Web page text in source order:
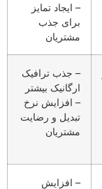
– ایجاد تمایز
برای جذب
مشتریان
– جذب ترافیک
ارگانیک بیشتر
– افزایش نرخ
تبدیل و رضایت
مشتریان
– افزایش